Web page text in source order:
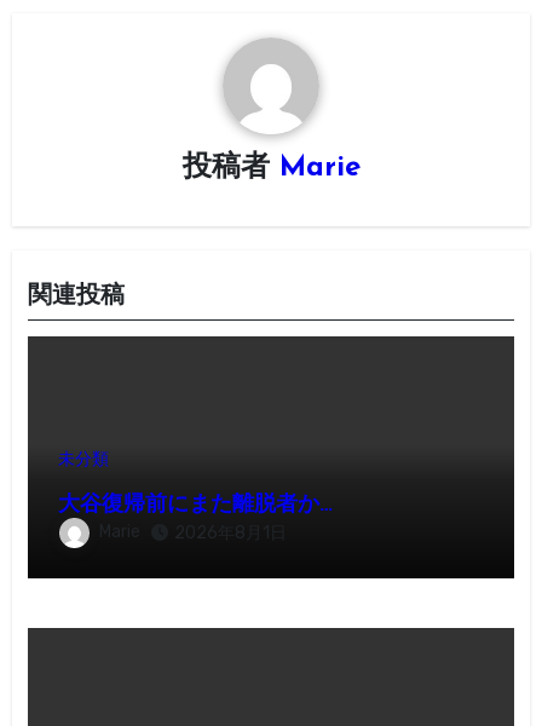
投稿者 Marie
関連投稿
未分類
大谷復帰前にまた離脱者か…
Marie 2026年8月1日